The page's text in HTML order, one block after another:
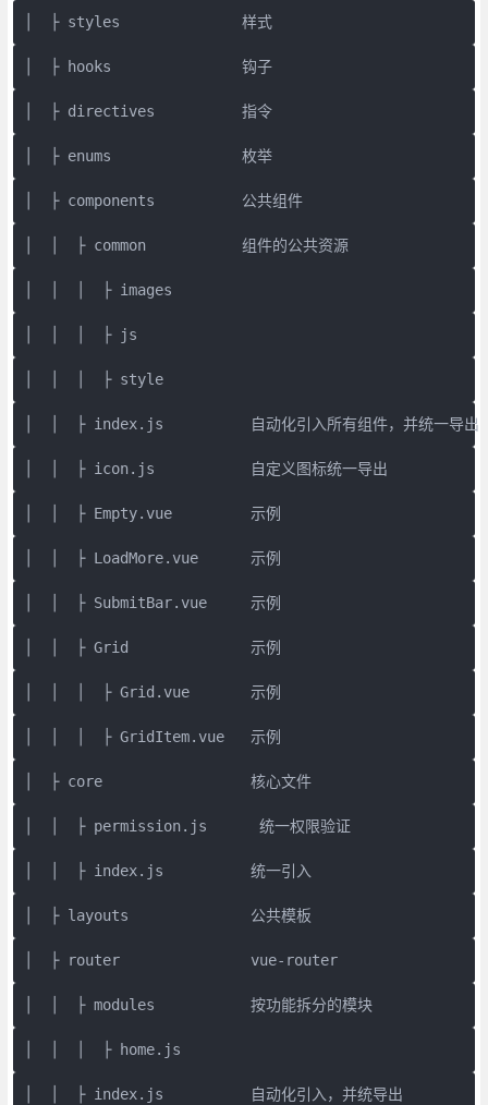
│  ├ styles              样式
│  ├ hooks               钩子
│  ├ directives          指令
│  ├ enums               枚举
│  ├ components          公共组件
│  │  ├ common           组件的公共资源
│  │  │  ├ images
│  │  │  ├ js
│  │  │  ├ style
│  │  ├ index.js          自动化引入所有组件，并统一导出
│  │  ├ icon.js           自定义图标统一导出
│  │  ├ Empty.vue         示例
│  │  ├ LoadMore.vue      示例
│  │  ├ SubmitBar.vue     示例
│  │  ├ Grid              示例
│  │  │  ├ Grid.vue       示例
│  │  │  ├ GridItem.vue   示例
│  ├ core                 核心文件
│  │  ├ permission.js      统一权限验证
│  │  ├ index.js          统一引入
│  ├ layouts              公共模板
│  ├ router               vue-router
│  │  ├ modules           按功能拆分的模块
│  │  │  ├ home.js
│  │  ├ index.js          自动化引入，并统导出